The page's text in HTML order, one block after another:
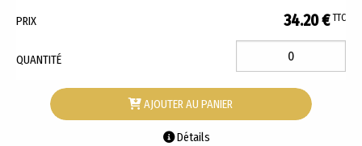
PRIX 34.20 € TTC
QUANTITÉ
AJOUTER AU PANIER
Détails